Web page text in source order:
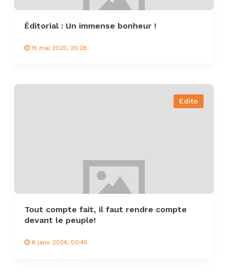
Éditorial : Un immense bonheur !
15 mai 2025, 20:28
Edito
Tout compte fait, il faut rendre compte
devant le peuple!
8 janv. 2024, 00:45